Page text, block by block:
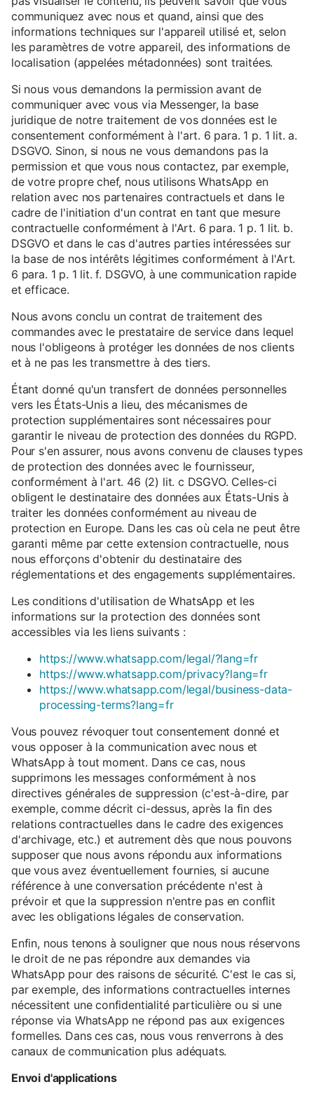
communiquez avec nous et quand, ainsi que des
informations techniques sur l'appareil utilisé et, selon
les paramètres de votre appareil, des informations de
localisation (appelées métadonnées) sont traitées.
Si nous vous demandons la permission avant de
communiquer avec vous via Messenger, la base
juridique de notre traitement de vos données est le
consentement conformément à l'art. 6 para. 1 p. 1 lit. a.
DSGVO. Sinon, si nous ne vous demandons pas la
permission et que vous nous contactez, par exemple,
de votre propre chef, nous utilisons WhatsApp en
relation avec nos partenaires contractuels et dans le
cadre de l'initiation d'un contrat en tant que mesure
contractuelle conformément à l'Art. 6 para. 1 p. 1 lit. b.
DSGVO et dans le cas d'autres parties intéressées sur
la base de nos intérêts légitimes conformément à l'Art.
6 para. 1 p. 1 lit. f. DSGVO, à une communication rapide
et efficace.
Nous avons conclu un contrat de traitement des
commandes avec le prestataire de service dans lequel
nous l'obligeons à protéger les données de nos clients
et à ne pas les transmettre à des tiers.
Étant donné qu'un transfert de données personnelles
vers les États-Unis a lieu, des mécanismes de
protection supplémentaires sont nécessaires pour
garantir le niveau de protection des données du RGPD.
Pour s'en assurer, nous avons convenu de clauses types
de protection des données avec le fournisseur,
conformément à l'art. 46 (2) lit. c DSGVO. Celles-ci
obligent le destinataire des données aux États-Unis à
traiter les données conformément au niveau de
protection en Europe. Dans les cas où cela ne peut être
garanti même par cette extension contractuelle, nous
nous efforçons d'obtenir du destinataire des
réglementations et des engagements supplémentaires.
Les conditions d'utilisation de WhatsApp et les
informations sur la protection des données sont
accessibles via les liens suivants :
https://www.whatsapp.com/legal/?lang=fr
https://www.whatsapp.com/privacy?lang=fr
https://www.whatsapp.com/legal/business-data-
processing-terms?lang=fr
Vous pouvez révoquer tout consentement donné et
vous opposer à la communication avec nous et
WhatsApp à tout moment. Dans ce cas, nous
supprimons les messages conformément à nos
directives générales de suppression (c'est-à-dire, par
exemple, comme décrit ci-dessus, après la fin des
relations contractuelles dans le cadre des exigences
d'archivage, etc.) et autrement dès que nous pouvons
supposer que nous avons répondu aux informations
que vous avez éventuellement fournies, si aucune
référence à une conversation précédente n'est à
prévoir et que la suppression n'entre pas en conflit
avec les obligations légales de conservation.
Enfin, nous tenons à souligner que nous nous réservons
le droit de ne pas répondre aux demandes via
WhatsApp pour des raisons de sécurité. C'est le cas si,
par exemple, des informations contractuelles internes
nécessitent une confidentialité particulière ou si une
réponse via WhatsApp ne répond pas aux exigences
formelles. Dans ces cas, nous vous renverrons à des
canaux de communication plus adéquats.
Envoi d'applications